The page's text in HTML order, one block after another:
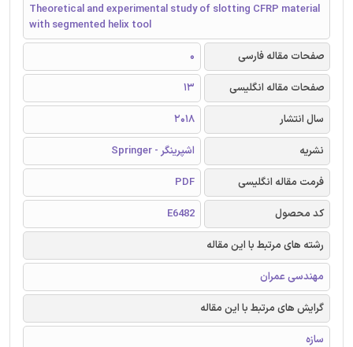
Theoretical and experimental study of slotting CFRP material
with segmented helix tool
صفحات مقاله فارسی
0
صفحات مقاله انگلیسی
13
سال انتشار
2018
نشریه
اشپرینگر - Springer
فرمت مقاله انگلیسی
PDF
کد محصول
E6482
رشته های مرتبط با این مقاله
مهندسی عمران
گرایش های مرتبط با این مقاله
سازه